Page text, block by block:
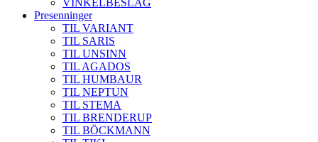
Presenninger
TIL VARIANT
TIL SARIS
TIL UNSINN
TIL AGADOS
TIL HUMBAUR
TIL NEPTUN
TIL STEMA
TIL BRENDERUP
TIL BÖCKMANN